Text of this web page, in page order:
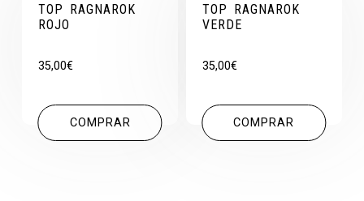
TOP RAGNAROK
ROJO
35,00€
COMPRAR
TOP RAGNAROK
VERDE
35,00€
COMPRAR